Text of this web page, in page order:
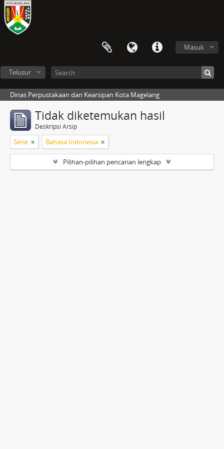
Masuk
Telusur
Dinas Perpustakaan dan Kearsipan Kota Magelang
Tidak diketemukan hasil
Deskripsi Arsip
Serie Bahasa Indonesia
Pilihan-pilihan pencarian lengkap